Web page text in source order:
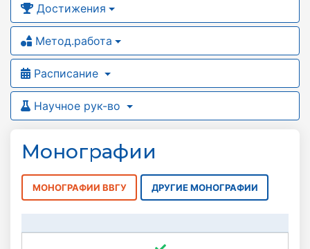
Достижения
Метод.работа
Расписание
Научное рук-во
Монографии
МОНОГРАФИИ ВВГУ ДРУГИЕ МОНОГРАФИИ